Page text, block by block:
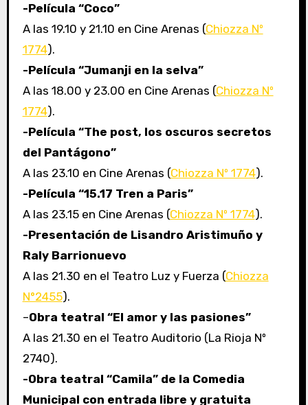
-Película “Coco”
A las 19.10 y 21.10 en Cine Arenas (Chiozza Nº
1774).
-Película “Jumanji en la selva”
A las 18.00 y 23.00 en Cine Arenas (Chiozza Nº
1774).
-Película “The post, los oscuros secretos
del Pantágono”
A las 23.10 en Cine Arenas (Chiozza Nº 1774).
-Película “15.17 Tren a Paris”
A las 23.15 en Cine Arenas (Chiozza Nº 1774).
-Presentación de Lisandro Aristimuño y
Raly Barrionuevo
A las 21.30 en el Teatro Luz y Fuerza (Chiozza
N°2455).
–Obra teatral “El amor y las pasiones”
A las 21.30 en el Teatro Auditorio (La Rioja Nº
2740).
-Obra teatral “Camila” de la Comedia
Municipal con entrada libre y gratuita